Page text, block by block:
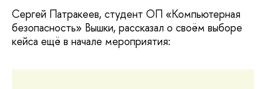
Сергей Патракеев, студент ОП «Компьютерная
безопасность» Вышки, рассказал о своём выборе
кейса ещё в начале мероприятия: